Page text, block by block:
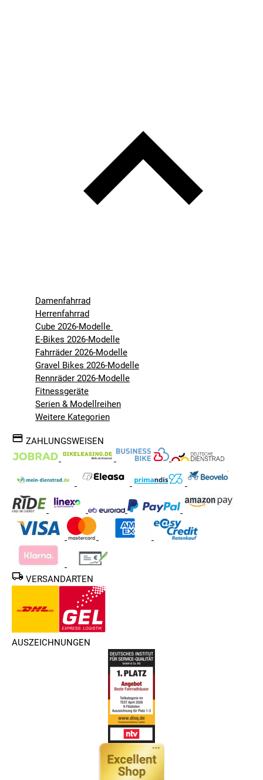
Damenfahrrad
Herrenfahrrad
Cube 2026-Modelle
E-Bikes 2026-Modelle
Fahrräder 2026-Modelle
Gravel Bikes 2026-Modelle
Rennräder 2026-Modelle
Fitnessgeräte
Serien & Modellreihen
Weitere Kategorien
ZAHLUNGSWEISEN
VERSANDARTEN
AUSZEICHNUNGEN